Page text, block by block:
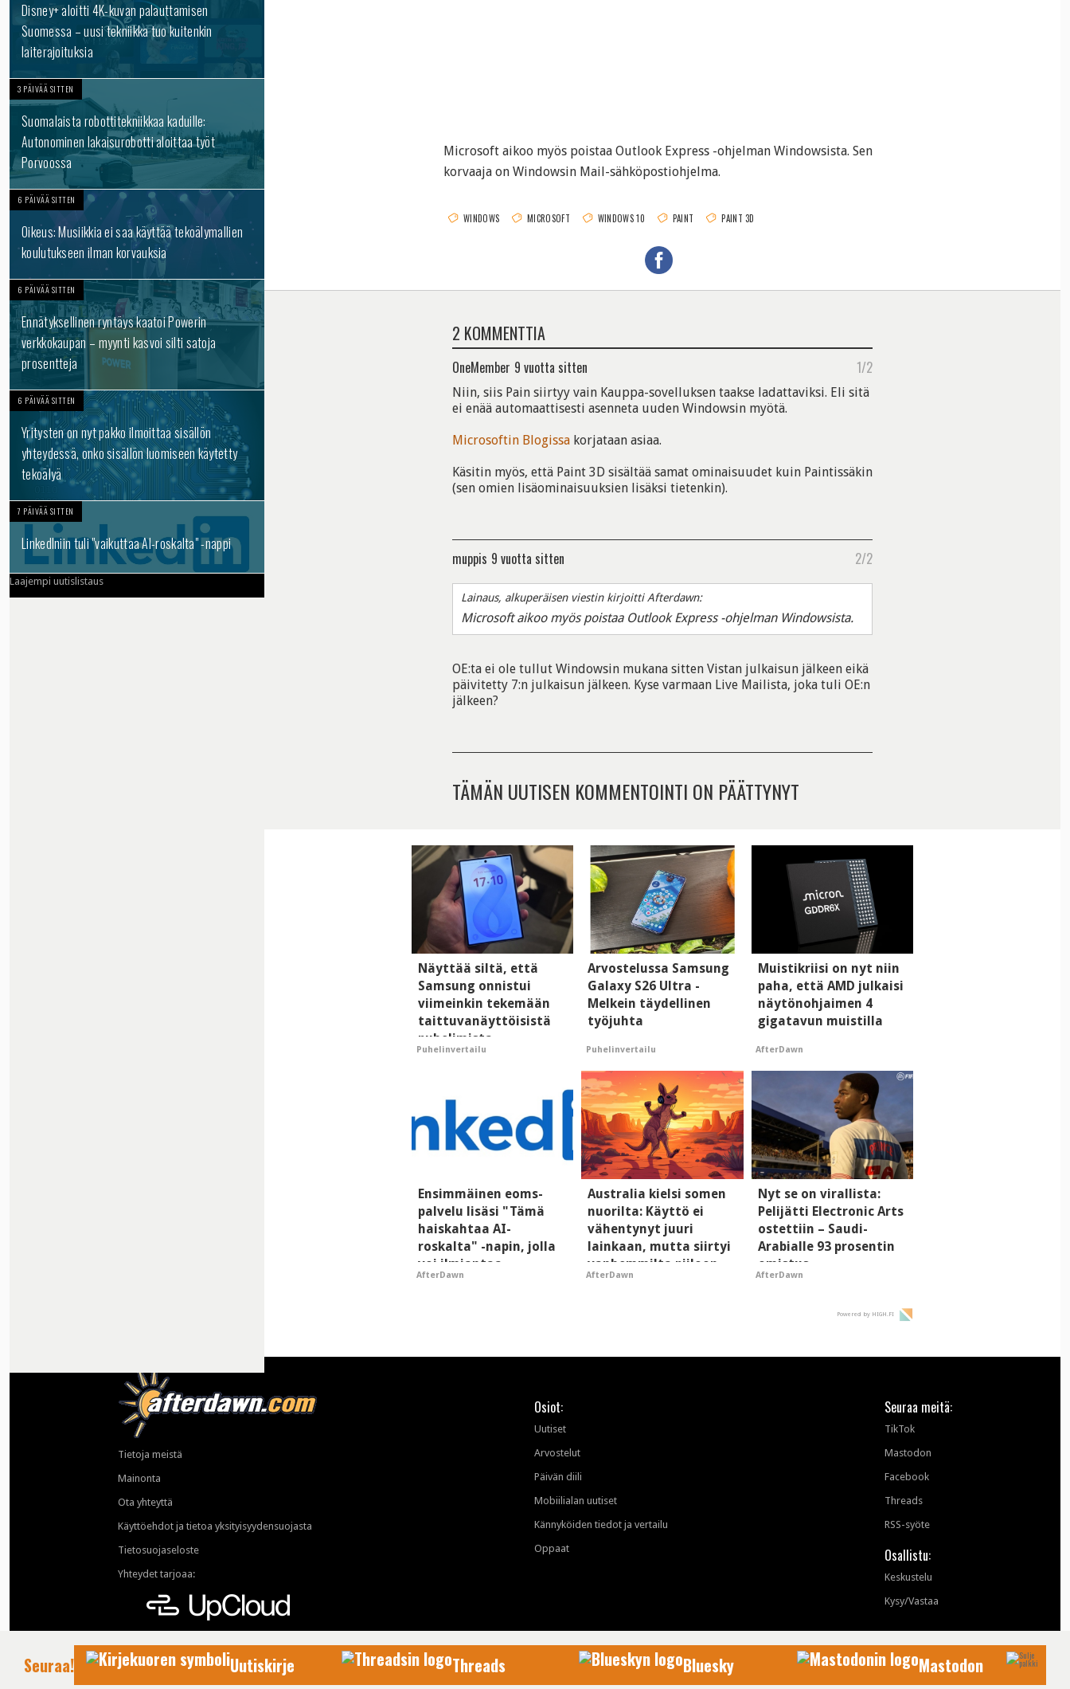
Disney+ aloitti 4K-kuvan palauttamisen
Suomessa – uusi tekniikka tuo kuitenkin
laiterajoituksia
3 PÄIVÄÄ SITTEN
Suomalaista robottitekniikkaa kaduille:
Autonominen lakaisurobotti aloittaa työt
Porvoossa
6 PÄIVÄÄ SITTEN
Oikeus: Musiikkia ei saa käyttää tekoälymallien
koulutukseen ilman korvauksia
6 PÄIVÄÄ SITTEN
Ennätyksellinen ryntäys kaatoi Powerin
verkkokaupan – myynti kasvoi silti satoja
prosentteja
6 PÄIVÄÄ SITTEN
Yritysten on nyt pakko ilmoittaa sisällön
yhteydessä, onko sisällön luomiseen käytetty
tekoälyä
7 PÄIVÄÄ SITTEN
LinkedIniin tuli "vaikuttaa AI-roskalta" -nappi
Laajempi uutislistaus
Microsoft aikoo myös poistaa Outlook Express -ohjelman Windowsista. Sen
korvaaja on Windowsin Mail-sähköpostiohjelma.
WINDOWS MICROSOFT WINDOWS 10 PAINT PAINT 3D
2 KOMMENTTIA
OneMember 9 vuotta sitten 1/2
Niin, siis Pain siirtyy vain Kauppa-sovelluksen taakse ladattaviksi. Eli sitä
ei enää automaattisesti asenneta uuden Windowsin myötä.
Microsoftin Blogissa korjataan asiaa.
Käsitin myös, että Paint 3D sisältää samat ominaisuudet kuin Paintissäkin
(sen omien lisäominaisuuksien lisäksi tietenkin).
muppis 9 vuotta sitten 2/2
Lainaus, alkuperäisen viestin kirjoitti Afterdawn:
Microsoft aikoo myös poistaa Outlook Express -ohjelman Windowsista.
OE:ta ei ole tullut Windowsin mukana sitten Vistan julkaisun jälkeen eikä
päivitetty 7:n julkaisun jälkeen. Kyse varmaan Live Mailista, joka tuli OE:n
jälkeen?
TÄMÄN UUTISEN KOMMENTOINTI ON PÄÄTTYNYT
Näyttää siltä, että
Samsung onnistui
viimeinkin tekemään
taittuvanäyttöisistä
puhelimista
supersuosittuja
Puhelinvertailu
Arvostelussa Samsung
Galaxy S26 Ultra -
Melkein täydellinen
työjuhta
Puhelinvertailu
Muistikriisi on nyt niin
paha, että AMD julkaisi
näytönohjaimen 4
gigatavun muistilla
AfterDawn
Ensimmäinen eoms-
palvelu lisäsi "Tämä
haiskahtaa AI-
roskalta" -napin, jolla
voi ilmiantaa
tekoälytauhkan
AfterDawn
Australia kielsi somen
nuorilta: Käyttö ei
vähentynyt juuri
lainkaan, mutta siirtyi
vanhemmilta piiloon
AfterDawn
Nyt se on virallista:
Pelijätti Electronic Arts
ostettiin – Saudi-
Arabialle 93 prosentin
omistus
AfterDawn
Powered by HIGH.FI
Tietoja meistä
Mainonta
Ota yhteyttä
Käyttöehdot ja tietoa yksityisyydensuojasta
Tietosuojaseloste
Yhteydet tarjoaa:
Osiot:
Uutiset
Arvostelut
Päivän diili
Mobiilialan uutiset
Kännyköiden tiedot ja vertailu
Oppaat
Seuraa meitä:
TikTok
Mastodon
Facebook
Threads
RSS-syöte
Osallistu:
Keskustelu
Kysy/Vastaa
© 1999-2026 AfterDawn Oy
Seuraa! Uutiskirje Threads Bluesky Mastodon